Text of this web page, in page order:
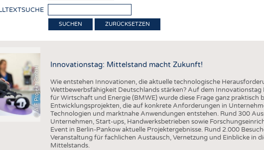
TECHNISCHE
SMART TEXTILES
MEDIZIN
ZURÜCKSETZEN
@ AiF Projekt GmbH
Innovationstag: Mittelstand macht Zukunft!
Wie entstehen Innovationen, die aktuelle technologische
Wettbewerbsfähigkeit Deutschlands stärken? Auf dem
für Wirtschaft und Energie (BMWE) wurde diese Frage ganz praktisch
Entwicklungsprojekten, die auf konkrete Anforderungen in
Technologien und marktnahe Anwendungen entstehen. Rund 300
Unternehmen, Start-ups, Handwerksbetrieben sowie
Event in Berlin-Pankow aktuelle Projektergebnisse. Rund 2.000
Veranstaltung für fachlichen Austausch, Vernetzung und Einblicke in
Mittelstands.